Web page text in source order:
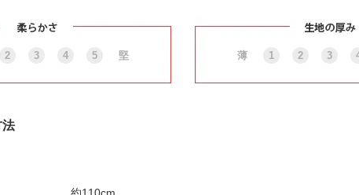
2 3 4 5 堅 薄 1 2 3
法